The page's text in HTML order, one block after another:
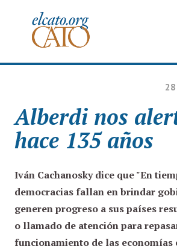
Alberdi nos
hace 135 años
Iván Cachanoskydice que "En
democracias fallan en brindar
generen progreso a sus países
o llamado de atención para
funcionamiento de las economías